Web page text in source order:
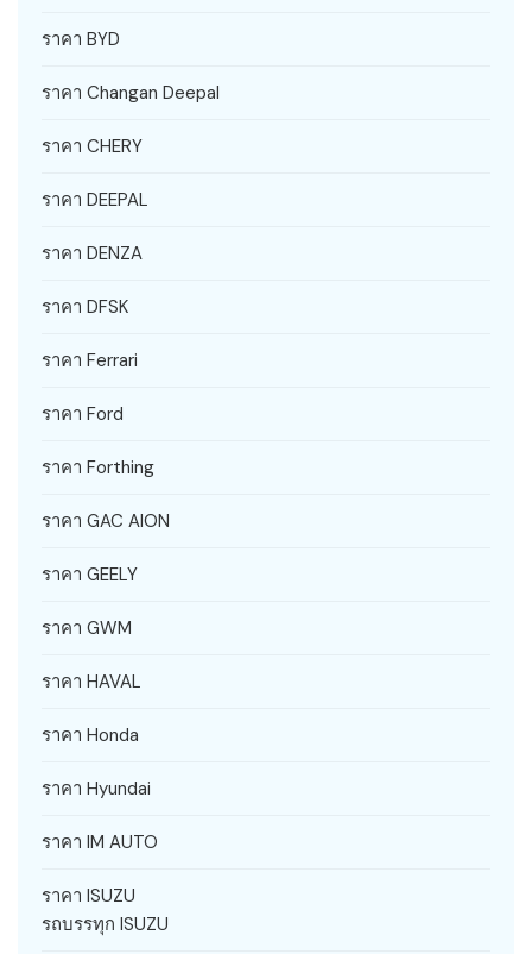
ราคา BYD
ราคา Changan Deepal
ราคา CHERY
ราคา DEEPAL
ราคา DENZA
ราคา DFSK
ราคา Ferrari
ราคา Ford
ราคา Forthing
ราคา GAC AION
ราคา GEELY
ราคา GWM
ราคา HAVAL
ราคา Honda
ราคา Hyundai
ราคา IM AUTO
ราคา ISUZU
รถบรรทุก ISUZU